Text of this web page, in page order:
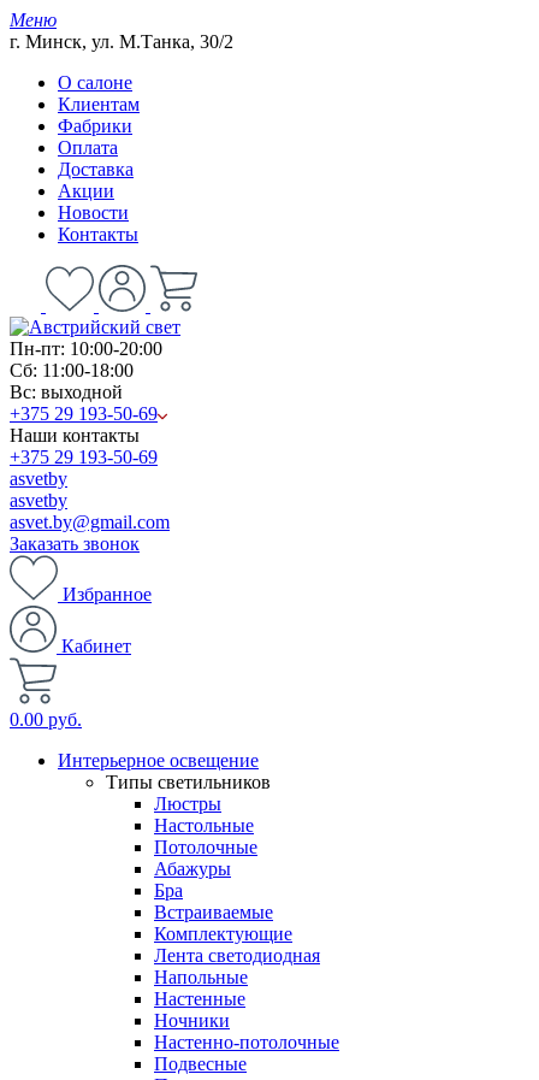
Меню
г. Минск, ул. М.Танка, 30/2
О салоне
Клиентам
Фабрики
Оплата
Доставка
Акции
Новости
Контакты
Пн-пт: 10:00-20:00
Сб: 11:00-18:00
Вс: выходной
+375 29 193-50-69
Наши контакты
+375 29 193-50-69
asvetby
asvetby
asvet.by@gmail.com
Заказать звонок
Избранное
Кабинет
0.00 руб.
Интерьерное освещение
Типы светильников
Люстры
Настольные
Потолочные
Абажуры
Бра
Встраиваемые
Комплектующие
Лента светодиодная
Напольные
Настенные
Ночники
Настенно-потолочные
Подвесные